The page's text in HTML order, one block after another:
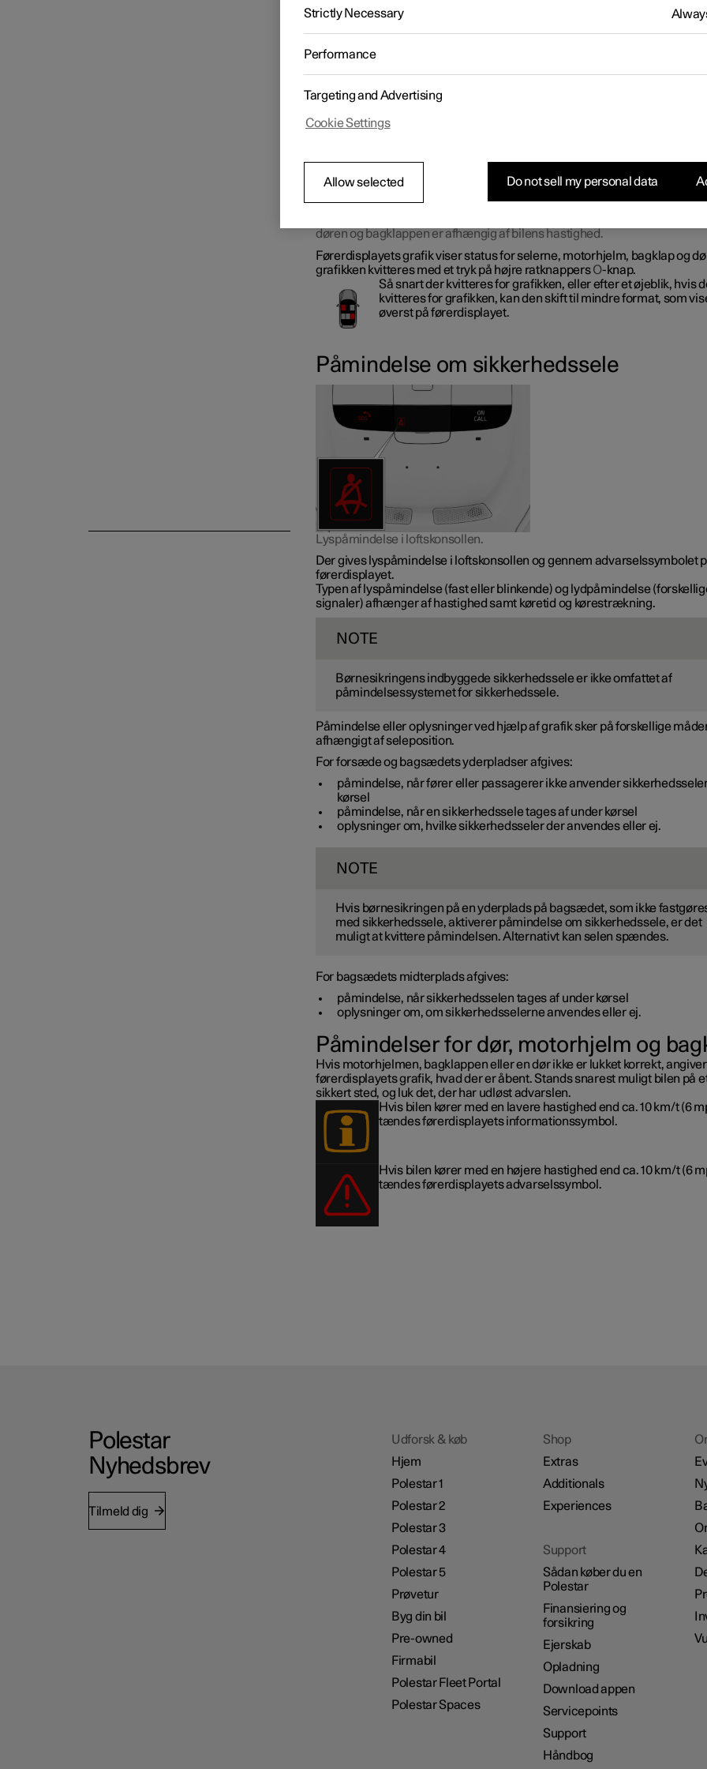
Systemet påminder personer uden sele om at tage sikkerhedsselen på
advarer også om åben dør, motorhjelm eller bagklap.
Information på førerdisplayet
døren og bagklappen er afhængig af bilens hastighed.
Førerdisplayets grafik viser status for selerne, motorhjelm, bagklap og
grafikken kvitteres med et tryk på højre ratknappersO-knap.
Så snart der kvitteres for grafikken, eller efter et øjeblik, hvis
kvitteres for grafikken, kan den skift til mindre format, som
øverst på førerdisplayet.
Påmindelse om sikkerhedssele
Lyspåmindelse i loftskonsollen.
Der gives lyspåmindelse i loftskonsollen og gennem advarselssymbolet
førerdisplayet.
Typen af lyspåmindelse (fast eller blinkende) og lydpåmindelse
signaler) afhænger af hastighed samt køretid og kørestrækning.
NOTE
Børnesikringens indbyggede sikkerhedssele er ikke omfattet af
påmindelsessystemet for sikkerhedssele.
Påmindelse eller oplysninger ved hjælp af grafik sker på forskellige
afhængigt af seleposition.
For forsæde og bagsædets yderpladser afgives:
påmindelse, når fører eller passagerer ikke anvender
kørsel
påmindelse, når en sikkerhedssele tages af under kørsel
oplysninger om, hvilke sikkerhedsseler der anvendes eller ej.
NOTE
Hvis børnesikringen på en yderplads på bagsædet, som ikke
med sikkerhedssele, aktiverer påmindelse om sikkerhedssele, er det
muligt at kvittere påmindelsen. Alternativt kan selen spændes.
For bagsædets midterplads afgives:
påmindelse, når sikkerhedsselen tages af under kørsel
oplysninger om, om sikkerhedsselerne anvendes eller ej.
Påmindelser for dør, motorhjelm og
Hvis motorhjelmen, bagklappen eller en dør ikke er lukket korrekt, angiver
førerdisplayets grafik, hvad der er åbent. Stands snarest muligt bilen på
sikkert sted, og luk det, der har udløst advarslen.
Hvis bilen kører med en lavere hastighed end ca. 10 km/t (6
tændes førerdisplayets informationssymbol.
Hvis bilen kører med en højere hastighed end ca. 10 km/t (6
tændes førerdisplayets advarselssymbol.
Polestar
Nyhedsbrev
Tilmeld dig
Udforsk & køb
Hjem
Polestar 1
Polestar 2
Polestar 3
Polestar 4
Polestar 5
Prøvetur
Byg din bil
Pre-owned
Firmabil
Polestar Fleet Portal
Polestar Spaces
Shop
Extras
Additionals
Experiences
Support
Sådan køber du en
Polestar
Finansiering og
forsikring
Ejerskab
Opladning
Download appen
Servicepoints
Support
Håndbog
Strictly Necessary
Performance
Targeting and Advertising
Cookie Settings
Allow selected Do not sell my personal data